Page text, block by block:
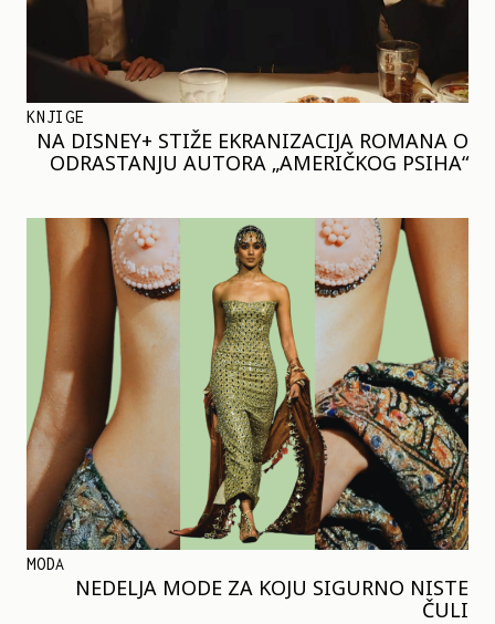
KNJIGE
NA DISNEY+ STIŽE EKRANIZACIJA ROMANA O
ODRASTANJU AUTORA „AMERIČKOG PSIHA“
MODA
NEDELJA MODE ZA KOJU SIGURNO NISTE
ČULI